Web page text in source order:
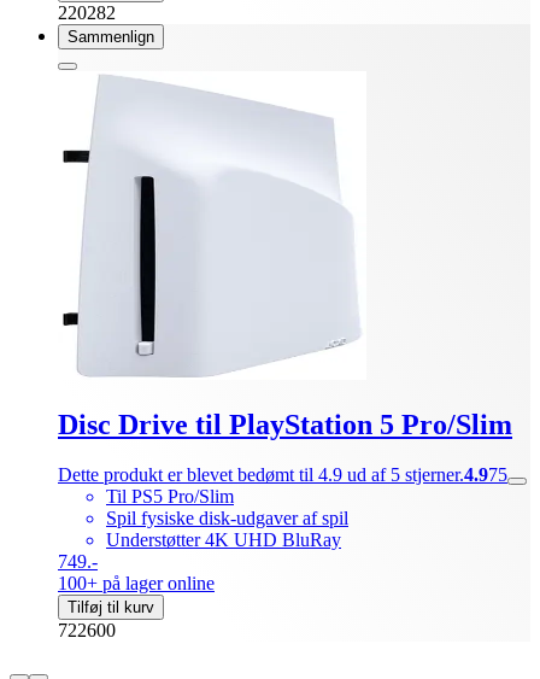
220282
Sammenlign
Disc Drive til PlayStation 5 Pro/Slim
Dette produkt er blevet bedømt til 4.9 ud af 5 stjerner.4.975
Til PS5 Pro/Slim
Spil fysiske disk-udgaver af spil
Understøtter 4K UHD BluRay
749.-
100+ på lager online
Tilføj til kurv
722600